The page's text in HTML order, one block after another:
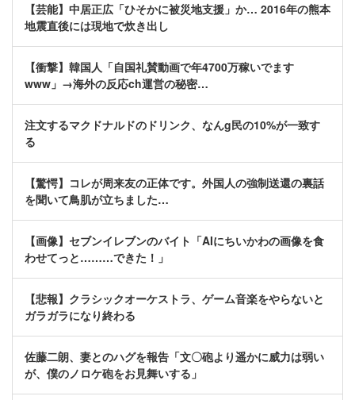
【芸能】中居正広「ひそかに被災地支援」か… 2016年の熊本
地震直後には現地で炊き出し
【衝撃】韓国人「自国礼賛動画で年4700万稼いでます
www」→海外の反応ch運営の秘密…
注文するマクドナルドのドリンク、なんg民の10%が一致す
る
【驚愕】コレが周来友の正体です。外国人の強制送還の裏話
を聞いて鳥肌が立ちました…
【画像】セブンイレブンのバイト「AIにちいかわの画像を食
わせてっと………できた！」
【悲報】クラシックオーケストラ、ゲーム音楽をやらないと
ガラガラになり終わる
佐藤二朗、妻とのハグを報告「文〇砲より遥かに威力は弱い
が、僕のノロケ砲をお見舞いする」